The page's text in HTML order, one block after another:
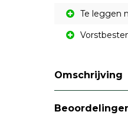
Te leggen
Omschrijving